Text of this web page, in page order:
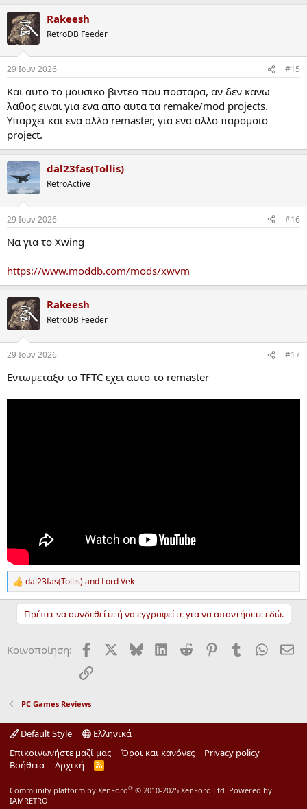
c
t
i
s
Rakeesh
RetroDB Feeder
29 Ιουν 2026 #15
Και αυτο το μουσικο βιντεο που ποσταρα, αν δεν κανω
λαθος ειναι για ενα απο αυτα τα remake/mod projects.
Υπαρχει και ενα αλλο remaster, για ενα αλλο παρομοιο
project.
dal23fas(Tollis)
RetroActive
29 Ιουν 2026 #16
Να για το Xwing
https://www.moddb.com/mods/xwvm
Rakeesh
RetroDB Feeder
29 Ιουν 2026 #17
Εντωμεταξυ το TFTC εχει αυτο το remaster
R
e
o
dal23fas(Tollis)and Lord Vek
Πρέπει να συνδεθείτε ή να εγγραφείτε για να απαντήσετε εδώ.
Κοινοποίηση: Facebook BlueskyLinkedInReddit PinterestTumblr
Σύνδεσμος
PC Games Reviews
Default Style
Ελληνικά
Επικοινωνήστε μαζί μας
Όροι και κανόνες
Privacy policy
Βοήθεια
Αρχική
R
Community platform by XenForo® © 2010-2025 XenForo Ltd. Powered by
IAMRETRO